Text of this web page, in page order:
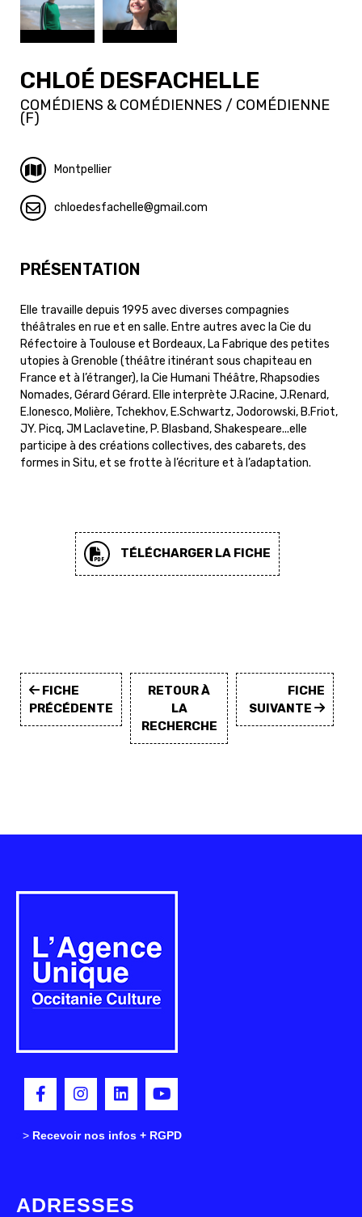
CHLOÉ DESFACHELLE
COMÉDIENS & COMÉDIENNES / COMÉDIENNE
(F)
Montpellier
chloedesfachelle gmail.com
PRÉSENTATION
Elle travaille depuis 1995 avec diverses compagnies
théâtrales en rue et en salle. Entre autres avec la Cie du
Réfectoire à Toulouse et Bordeaux, La Fabrique des petites
utopies à Grenoble (théâtre itinérant sous chapiteau en
France et à l’étranger), la Cie Humani Théâtre, Rhapsodies
Nomades, Gérard Gérard. Elle interprète J.Racine, J.Renard,
E.Ionesco, Molière, Tchekhov, E.Schwartz, Jodorowski, B.Friot,
JY. Picq, JM Laclavetine, P. Blasband, Shakespeare...elle
participe à des créations collectives, des cabarets, des
formes in Situ, et se frotte à l’écriture et à l’adaptation.
TÉLÉCHARGER LA FICHE
FICHE
PRÉCÉDENTE
RETOUR À
LA
RECHERCHE
FICHE
SUIVANTE
> Recevoir nos infos + RGPD
ADRESSES